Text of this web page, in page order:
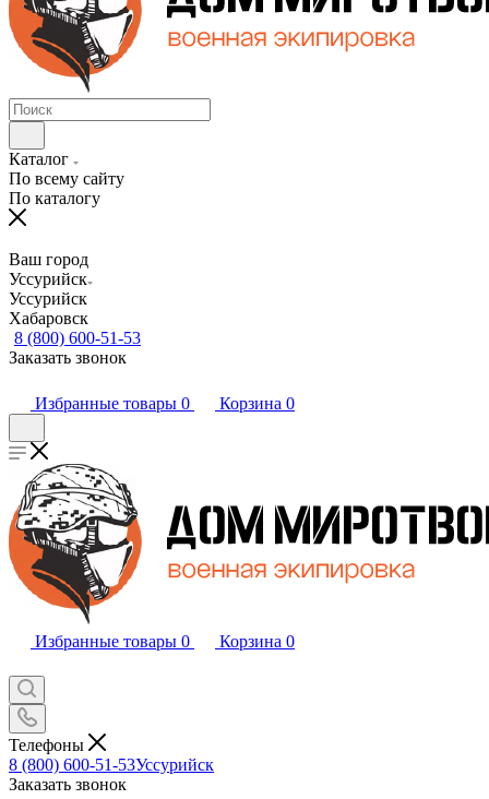
Каталог
По всему сайту
По каталогу
Ваш город
Уссурийск
Уссурийск
Хабаровск
8 (800) 600-51-53
Заказать звонок
Избранные товары 0 Корзина 0
Избранные товары 0 Корзина 0
Телефоны
8 (800) 600-51-53Уссурийск
Заказать звонок